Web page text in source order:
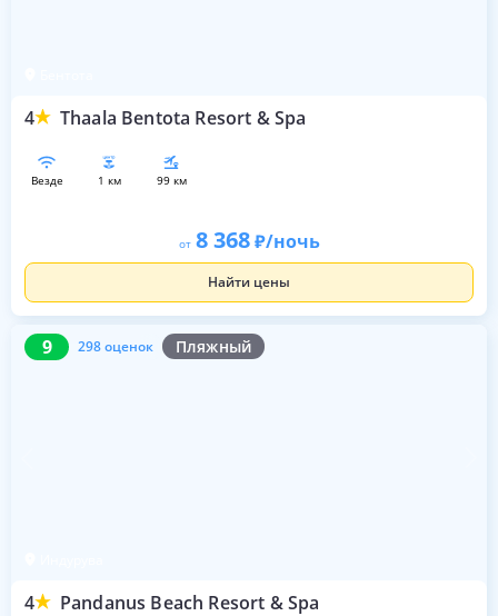
4 Thaala Bentota Resort & Spa
везде 1 км 99 км
от 8 368 /ночь
Найти цены
9 298 оценок Пляжный
4 Pandanus Beach Resort & Spa
9 298 оценок